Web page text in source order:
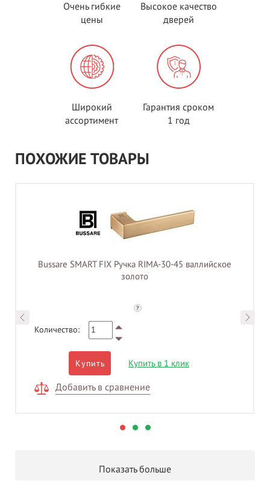
Очень гибкие
цены
Высокое качество
дверей
Широкий
ассортимент
Гарантия сроком
1 год
ПОХОЖИЕ ТОВАРЫ
Bussare SMART FIX Ручка RIMA-30-45 валлийское
золото
?
Количество:
Купить Купить в 1 клик
Добавить в сравнение
Показать больше